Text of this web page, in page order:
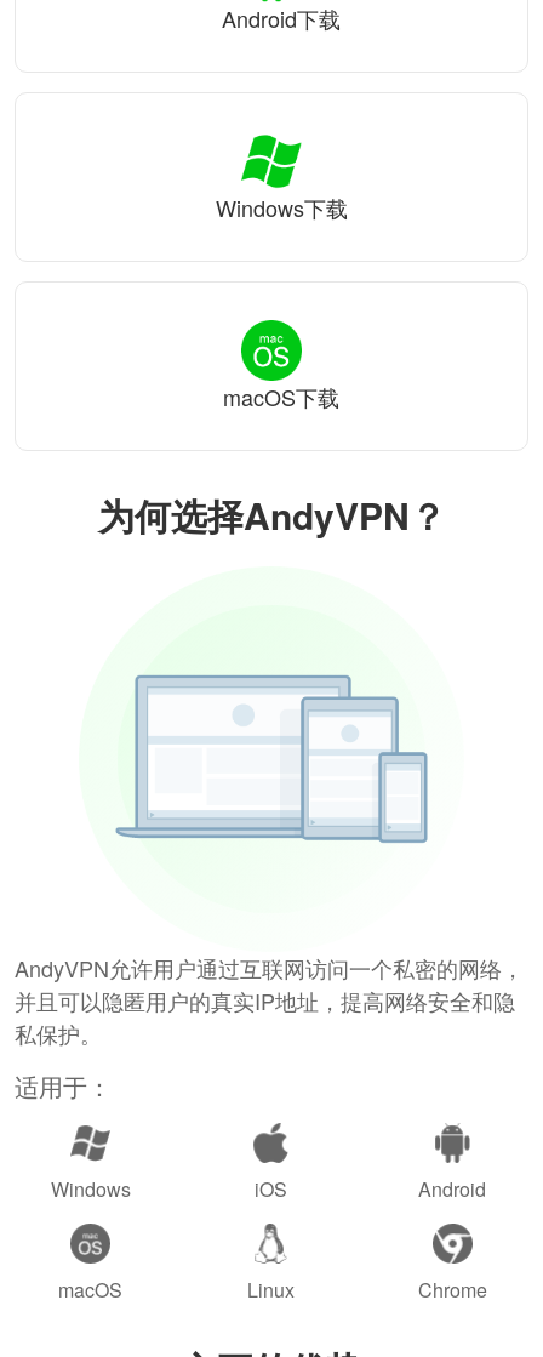
为何选择AndyVPN？
AndyVPN允许用户通过互联网访问一个私密的网络，
并且可以隐匿用户的真实IP地址，提高网络安全和隐
私保护。
适用于：
Windows iOS Android
macOS Linux Chrome
Android下载
Windows下载
macOS下载